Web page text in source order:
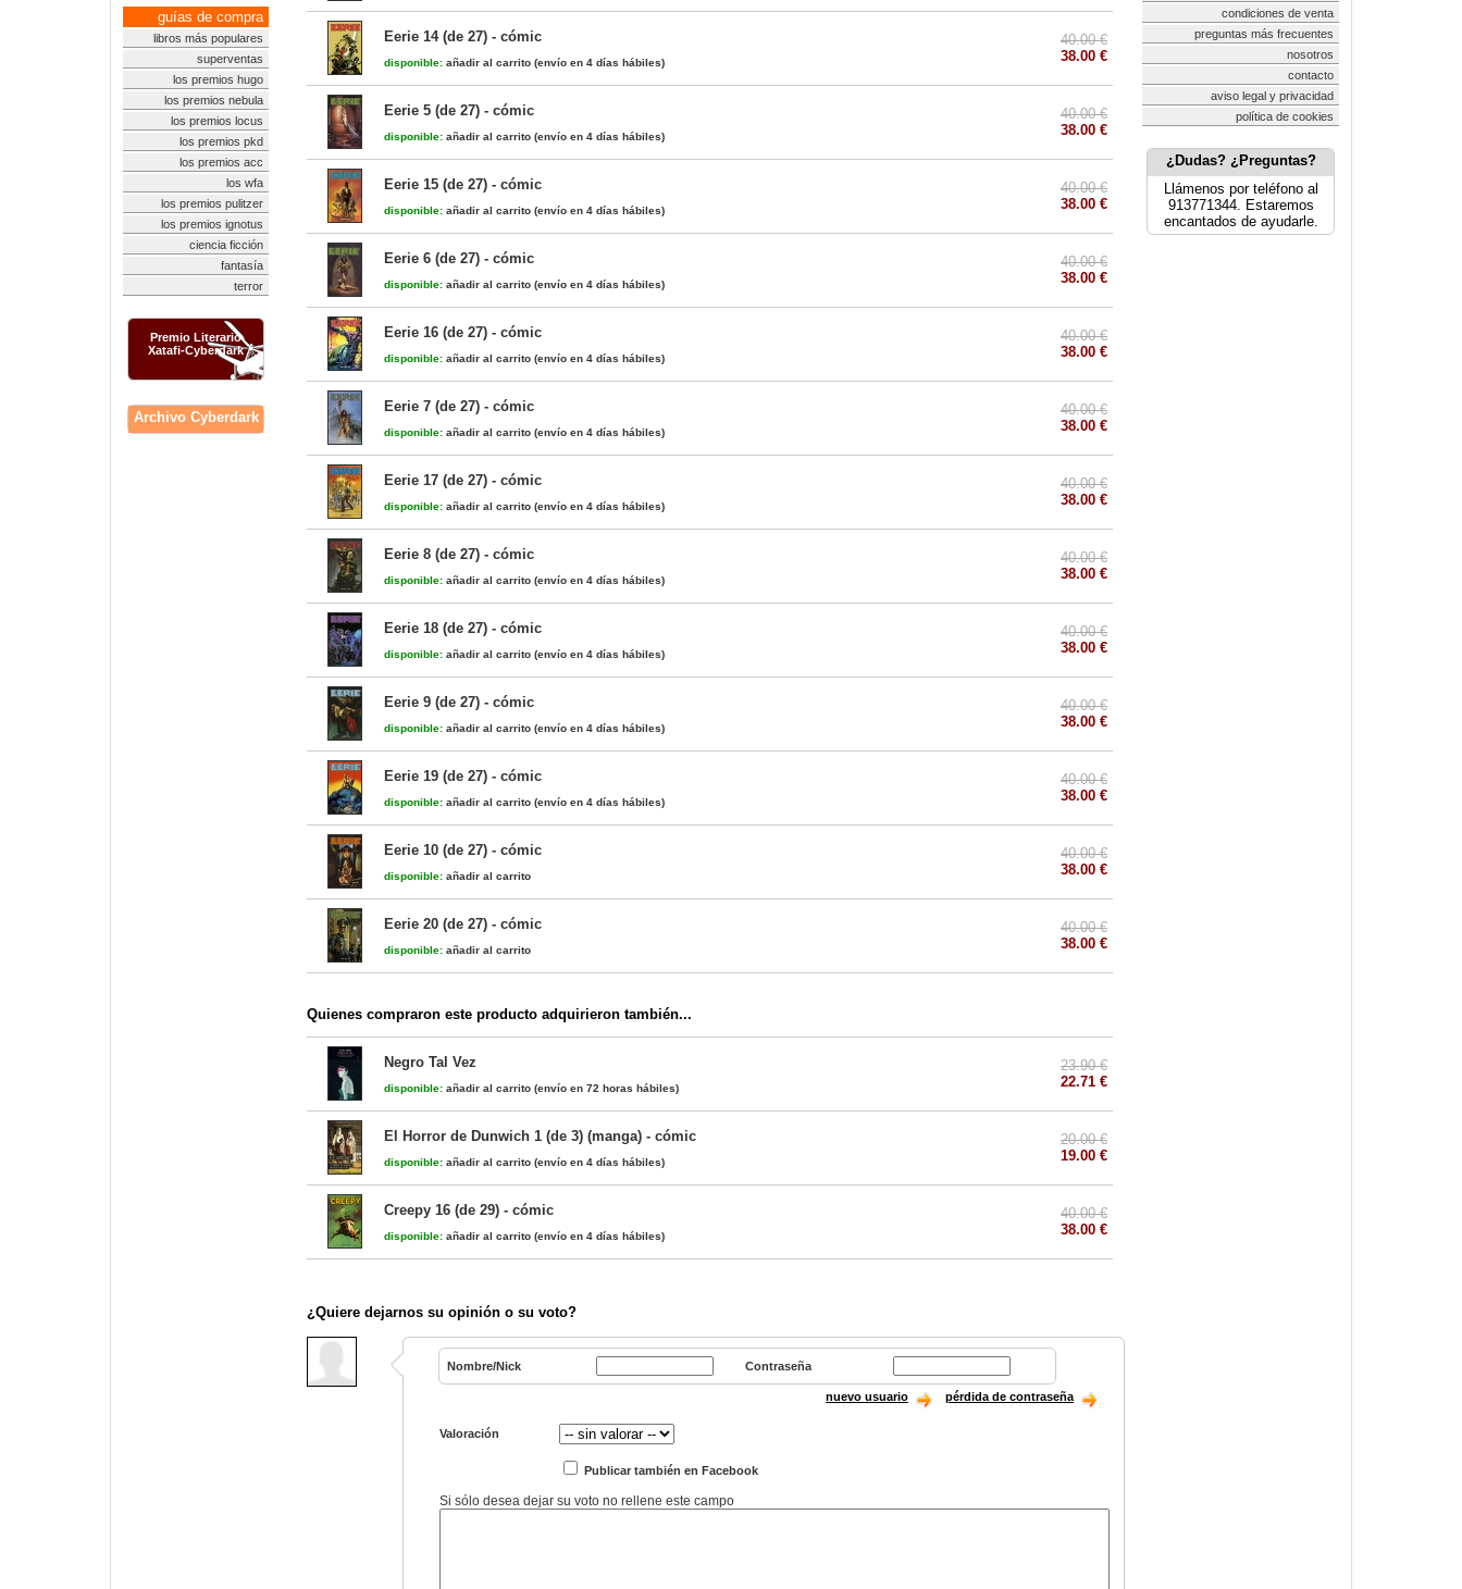
guías de compra
libros más populares
superventas
los premios hugo
los premios nebula
los premios locus
los premios pkd
los premios acc
los wfa
los premios pulitzer
los premios ignotus
ciencia ficción
fantasía
terror
Premio Literario
Xatafi-Cyberdark
Archivo Cyberdark
Eerie 14 (de 27) - cómic
disponible: añadir al carrito (envío en 4 días hábiles)
40.00 €
38.00 €
Eerie 5 (de 27) - cómic
disponible: añadir al carrito (envío en 4 días hábiles)
40.00 €
38.00 €
Eerie 15 (de 27) - cómic
disponible: añadir al carrito (envío en 4 días hábiles)
40.00 €
38.00 €
Eerie 6 (de 27) - cómic
disponible: añadir al carrito (envío en 4 días hábiles)
40.00 €
38.00 €
Eerie 16 (de 27) - cómic
disponible: añadir al carrito (envío en 4 días hábiles)
40.00 €
38.00 €
Eerie 7 (de 27) - cómic
disponible: añadir al carrito (envío en 4 días hábiles)
40.00 €
38.00 €
Eerie 17 (de 27) - cómic
disponible: añadir al carrito (envío en 4 días hábiles)
40.00 €
38.00 €
Eerie 8 (de 27) - cómic
disponible: añadir al carrito (envío en 4 días hábiles)
40.00 €
38.00 €
Eerie 18 (de 27) - cómic
disponible: añadir al carrito (envío en 4 días hábiles)
40.00 €
38.00 €
Eerie 9 (de 27) - cómic
disponible: añadir al carrito (envío en 4 días hábiles)
40.00 €
38.00 €
Eerie 19 (de 27) - cómic
disponible: añadir al carrito (envío en 4 días hábiles)
40.00 €
38.00 €
Eerie 10 (de 27) - cómic
disponible: añadir al carrito
40.00 €
38.00 €
Eerie 20 (de 27) - cómic
disponible: añadir al carrito
40.00 €
38.00 €
Quienes compraron este producto adquirieron también...
Negro Tal Vez
disponible: añadir al carrito (envío en 72 horas hábiles)
23.90 €
22.71 €
El Horror de Dunwich 1 (de 3) (manga) - cómic
disponible: añadir al carrito (envío en 4 días hábiles)
20.00 €
19.00 €
Creepy 16 (de 29) - cómic
disponible: añadir al carrito (envío en 4 días hábiles)
40.00 €
38.00 €
¿Quiere dejarnos su opinión o su voto?
Nombre/Nick Contraseña
nuevo usuario pérdida de contraseña
Valoración
Publicar también en Facebook
Si sólo desea dejar su voto no rellene este campo
condiciones de venta
preguntas más frecuentes
nosotros
contacto
aviso legal y privacidad
política de cookies
¿Dudas? ¿Preguntas?
Llámenos por teléfono al
913771344. Estaremos
encantados de ayudarle.